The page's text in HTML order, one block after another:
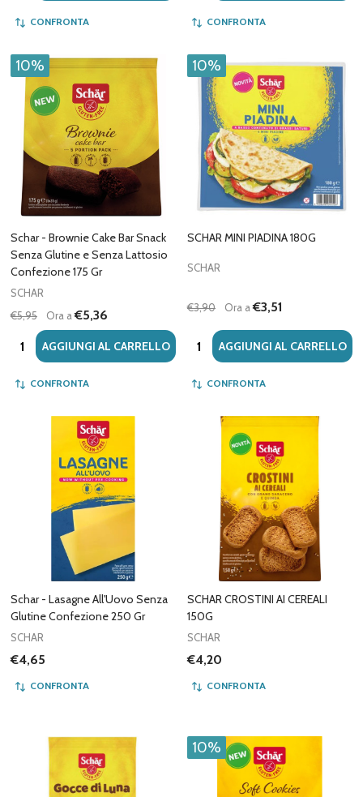
CONFRONTA CONFRONTA
10%
Schar - Brownie Cake Bar Snack
Senza Glutine e Senza Lattosio
Confezione 175 Gr
SCHAR
€5,95
Ora a€5,36
Quantità:AGGIUNGI AL CARRELLO
CONFRONTA
10%
SCHAR MINI PIADINA 180G
SCHAR
€3,90 Ora a€3,51
Quantità:AGGIUNGI AL CARRELLO
CONFRONTA
Schar - Lasagne All'Uovo Senza
Glutine Confezione 250 Gr
SCHAR
€4,65
CONFRONTA
SCHAR CROSTINI AI CEREALI
150G
SCHAR
€4,20
CONFRONTA
10%